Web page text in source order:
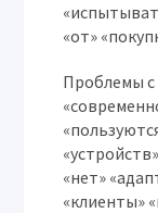
«от»
Проблемы с
«нет»
«клиенты»